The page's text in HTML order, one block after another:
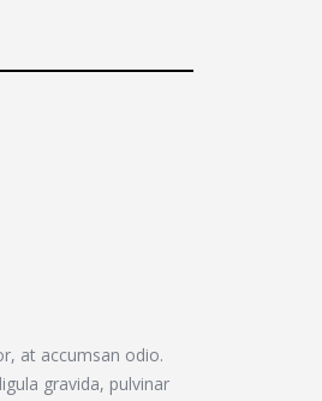
at accumsan odio.
gravida, pulvinar